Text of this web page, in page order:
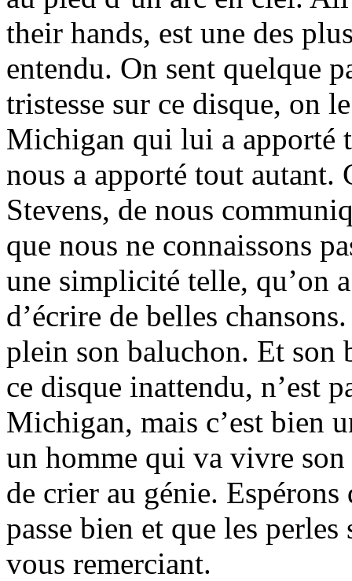
their hands, est une des
entendu. On sent quelque
tristesse sur ce disque, on
Michigan qui lui a apporté
nous a apporté tout autant.
Stevens, de nous
que nous ne connaissons
une simplicité telle, qu’on
d’écrire de belles
plein son baluchon. Et son
ce disque inattendu, n’est
Michigan, mais c’est bien
un homme qui va vivre
de crier au génie.
passe bien et que les
vous remerciant.